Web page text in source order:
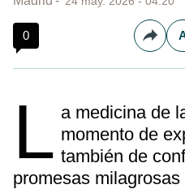
0
L a medicina de
momento de
también de
promesas